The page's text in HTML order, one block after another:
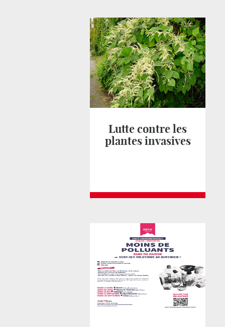
Lutte contre les
plantes invasives